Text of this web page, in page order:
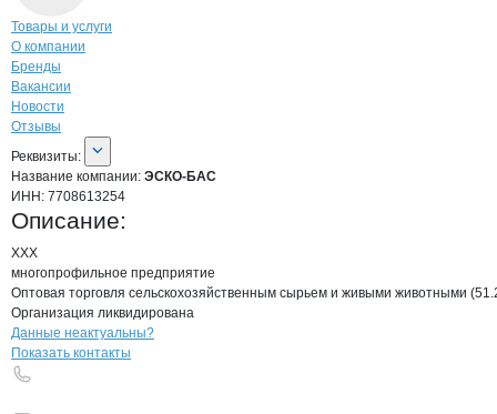
Навигация по странице
Товары и услуги
О компании
Бренды
Вакансии
Новости
Отзывы
О компании
Реквизиты
Реквизиты:
Название компании: ЭСКО-БАС
ИНН: 7708613254
Описание:
ХХХ
многопрофильное предприятие
Оптовая торговля сельскохозяйственным сырьем и живыми животными
Организация ликвидирована
Контактыкомпании
+7(800)000-00-..
Данные неактуальны?
Показать контакты